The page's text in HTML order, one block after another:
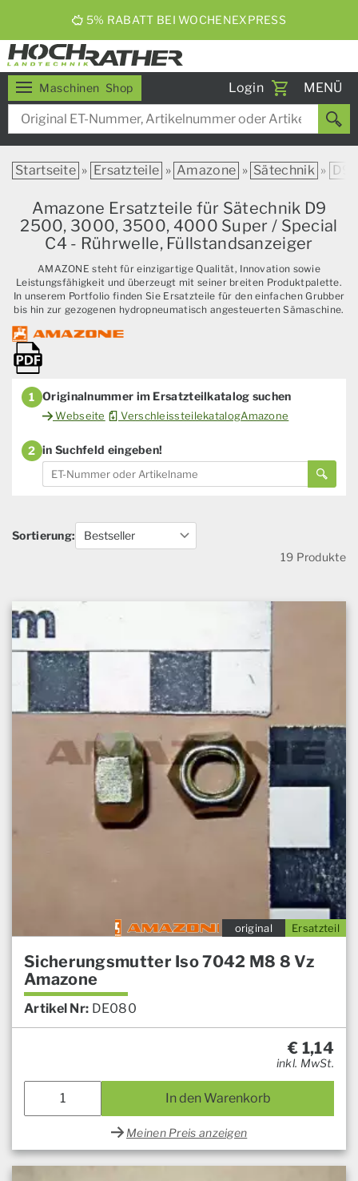
ERNTEBIER 2026
Maschinen Shop Login
Toggle
MENÜ
Startseite » Ersatzteile » Amazone » Sätechnik » D9
Amazone Ersatzteile für Sätechnik D9
2500, 3000, 3500, 4000 Super / Special
C4 - Rührwelle, Füllstandsanzeiger
AMAZONE steht für einzigartige Qualität, Innovation sowie
Leistungsfähigkeit und überzeugt mit seiner breiten Produktpalette.
In unserem Portfolio finden Sie Ersatzteile für den einfachen Grubber
bis hin zur gezogenen hydropneumatisch angesteuerten Sämaschine.
1 Originalnummer im Ersatzteilkatalog suchen
Webseite VerschleissteilekatalogAmazone
2 in Suchfeld eingeben!
Sortierung:
19 Produkte
Ersatzteil
original
Sicherungsmutter Iso 7042 M8 8 Vz
Amazone
Artikel Nr: DE080
€ 1,14
inkl. MwSt.
In den Warenkorb
Meinen Preis anzeigen